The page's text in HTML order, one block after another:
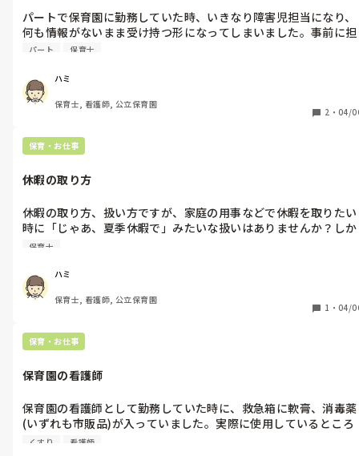
パートで保育園に勤務していた時、いきなり障害児担当になり、
何も情報がないまま受け持つ形になってしまいました。事前に担
任とミーティングしたりしないのでしょうか？
パート 保育士
ハミ
保育士, 看護師, 公立保育園
2 ・ 04/
保育・お仕事
休暇の取り方
休暇の取り方、扱い方ですが、家庭の用事などで休暇を取りたい
時に「じゃあ、夏季休暇で」みたいな扱いはありませんか？しか
も5月とか6月に。希望してないところに「○日、お休みでお願
保育士
ハミ
保育士, 看護師, 公立保育園
1 ・ 04/
保育・お仕事
保育園の看護師
保育園の看護師として勤務していた時に、救急箱に軟膏、消毒薬
(いずれも市販品)が入っていました。実際に使用しているところ
を見ましたが、疑問におもいました。清潔面、市販品を使い回し
くすり 看護師